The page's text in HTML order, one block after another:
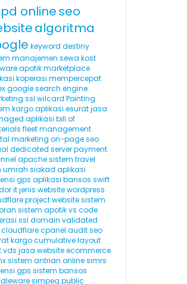
onlineseo
algoritma
keyword destiny
manajemen sewa kost
apotik marketplace
koperasi mempercepat
google search engine
ssl wilcard Pointing
kargo aplikasi esurat jasa
aplikasi bill of
fleet management
marketing on-page seo
dedicated server payment
apache sistem travel
umrah siakad aplikasi
gps aplikasi bansos swift
it jenis website wordpress
project website sistem
sistem apotik vs code
ssl domain validated
cpanel audit seo
kargo cumulative layout
vds jasa website ecommerce
sistem antrian online simrs
gps sistem bansos
simpeg public